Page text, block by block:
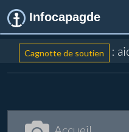
Infocapagde
Cagnotte de soutien :